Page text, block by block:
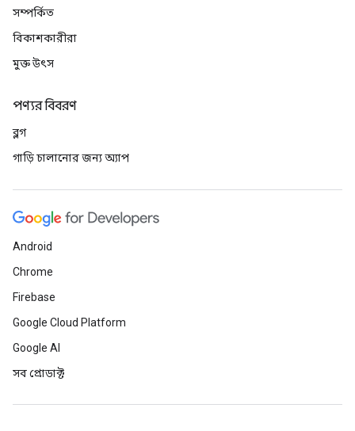
সম্পর্কিত
বিকাশকারীরা
মুক্ত উৎস
পণ্যর বিবরণ
ব্লগ
গাড়ি চালানোর জন্য অ্যাপ
Android
Chrome
Firebase
Google Cloud Platform
Google AI
সব প্রোডাক্ট